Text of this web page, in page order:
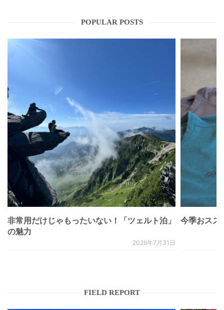
POPULAR POSTS
非常用だけじゃもったいない！「ツェルト泊」
の魅力
2026年7月31日
今季おスス
FIELD REPORT